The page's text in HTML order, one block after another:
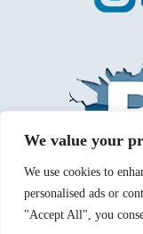
We value your
We use cookies to
personalised ads or
"Accept All", you